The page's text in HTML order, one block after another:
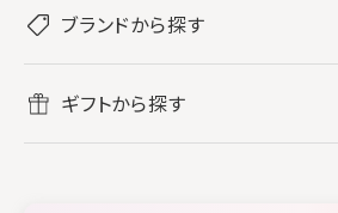
レディース香水
メンズ香水
ボディミスト・スプレー
すべてのバス・ボディケア
ボディ・ハンドクリーム
入浴剤
ホームフレグランス
ルームフレグランス
リフレッシュしたい
ブランドから探す
ギフトから探す